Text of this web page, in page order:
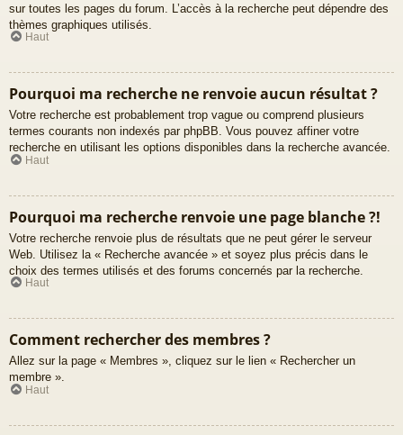
sur toutes les pages du forum. L’accès à la recherche peut dépendre des
thèmes graphiques utilisés.
Haut
Pourquoi ma recherche ne renvoie aucun résultat ?
Votre recherche est probablement trop vague ou comprend plusieurs
termes courants non indexés par phpBB. Vous pouvez affiner votre
recherche en utilisant les options disponibles dans la recherche avancée.
Haut
Pourquoi ma recherche renvoie une page blanche ?!
Votre recherche renvoie plus de résultats que ne peut gérer le serveur
Web. Utilisez la « Recherche avancée » et soyez plus précis dans le
choix des termes utilisés et des forums concernés par la recherche.
Haut
Comment rechercher des membres ?
Allez sur la page « Membres », cliquez sur le lien « Rechercher un
membre ».
Haut